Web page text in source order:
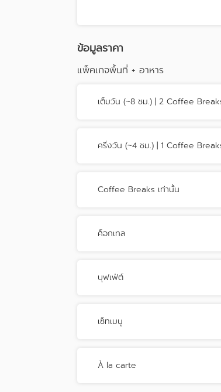
ข้อมูลราคา
แพ็คเกจพื้นที่ + อาหาร
เต็มวัน (~8 ชม.) | 2 Coffee
ครึ่งวัน (~4 ชม.) | 1 Coffee
Coffee Breaks เท่านั้น
ค็อกเทล
บุฟเฟ่ต์
เซ็ทเมนู
À la carte